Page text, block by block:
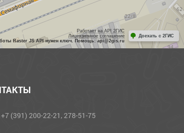
Работает на API 2ГИС
Лицензионное соглашение
Raster JS API нужен ключ. Помощь: api@2gis.ru
Доехать с 2ГИС
+7 (391) 200-22-21, 278-51-75